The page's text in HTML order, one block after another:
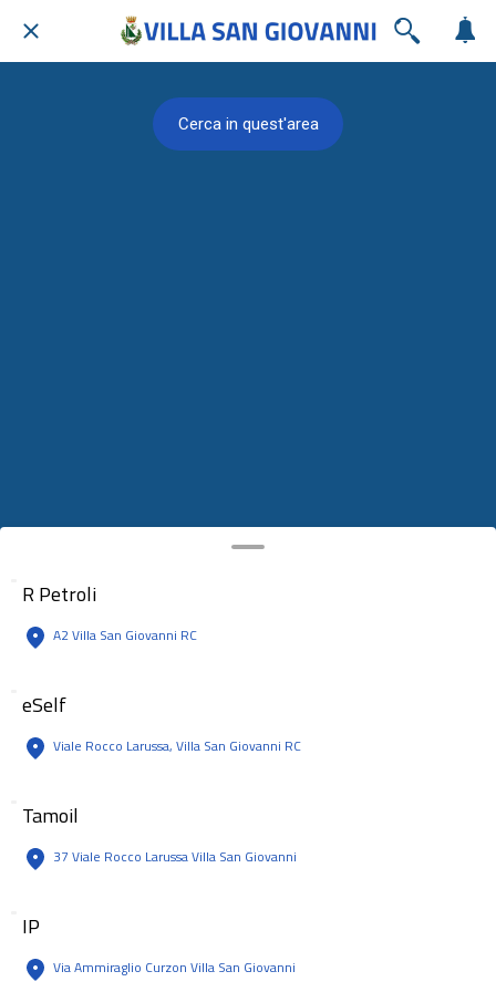
R Petroli
A2 Villa San Giovanni RC
eSelf
Viale Rocco Larussa, Villa San Giovanni RC
Tamoil
37 Viale Rocco Larussa Villa San Giovanni
IP
Via Ammiraglio Curzon Villa San Giovanni
Cerca in quest'area